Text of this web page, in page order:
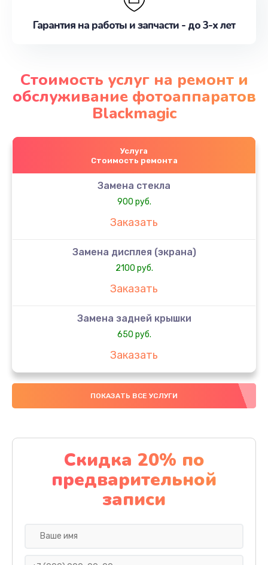
Гарантия на работы и запчасти - до 3-х лет
Стоимость услуг на ремонт и
обслуживание фотоаппаратов
Blackmagic
Услуга
Стоимость ремонта
Замена стекла
900 руб.
Заказать
Замена дисплея (экрана)
2100 руб.
Заказать
Замена задней крышки
650 руб.
Заказать
Замена аккумулятора
4000 руб.
Замена материнской платы
1100 руб.
Заказать
ПОКАЗАТЬ ВСЕ УСЛУГИ
Скидка 20% по
предварительной
записи